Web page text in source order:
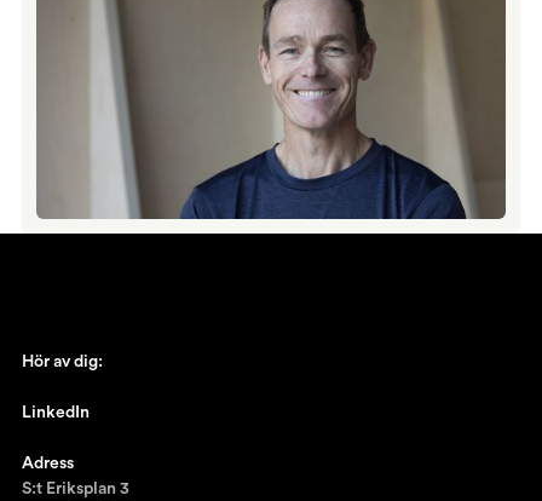
Hör av dig:
LinkedIn
Adress
S:t Eriksplan 3